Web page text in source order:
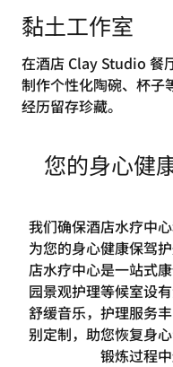
黏土工作室
在酒店 Clay Studio 餐
制作个性化陶碗、杯子
经历留存珍藏。
您的身心健
我们确保酒店水疗中
为您的身心健康保驾
店水疗中心是一站式
园景观护理等候室设
舒缓音乐，护理服务
别定制，助您恢复身
锻炼过程